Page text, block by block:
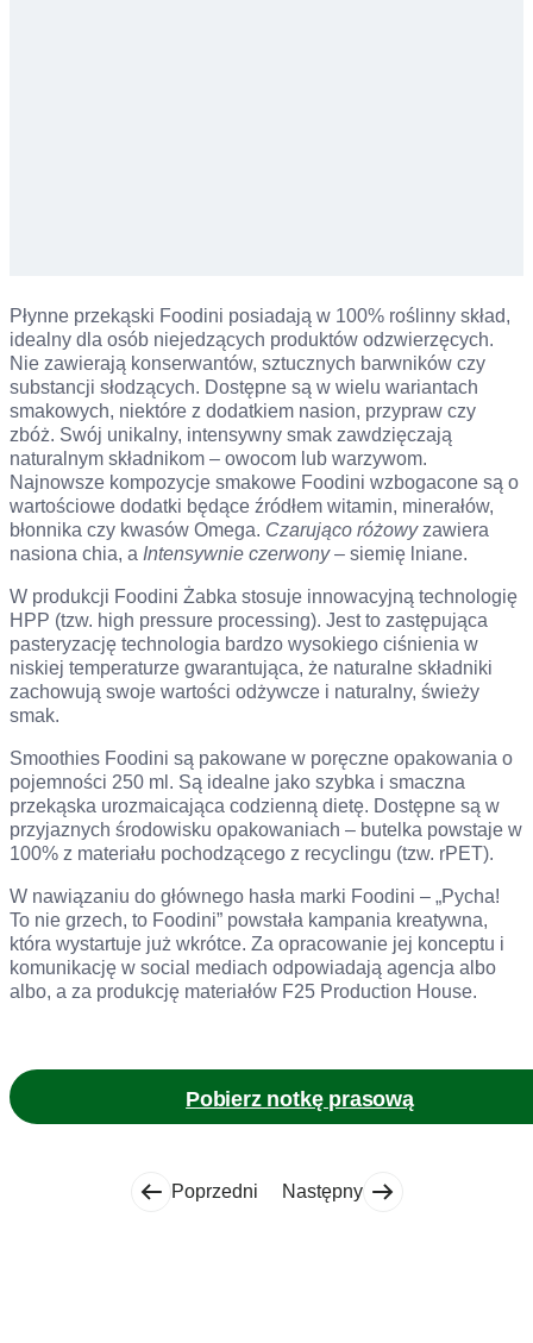
Płynne przekąski Foodini posiadają w 100% roślinny skład,
idealny dla osób niejedzących produktów odzwierzęcych.
Nie zawierają konserwantów, sztucznych barwników czy
substancji słodzących. Dostępne są w wielu wariantach
smakowych, niektóre z dodatkiem nasion, przypraw czy
zbóż. Swój unikalny, intensywny smak zawdzięczają
naturalnym składnikom – owocom lub warzywom.
Najnowsze kompozycje smakowe Foodini wzbogacone są o
wartościowe dodatki będące źródłem witamin, minerałów,
błonnika czy kwasów Omega. Czarująco różowyzawiera
nasiona chia, a Intensywnie czerwony– siemię lniane.
W produkcji Foodini Żabka stosuje innowacyjną technologię
HPP (tzw. high pressure processing). Jest to zastępująca
pasteryzację technologia bardzo wysokiego ciśnienia w
niskiej temperaturze gwarantująca, że naturalne składniki
zachowują swoje wartości odżywcze i naturalny, świeży
smak.
Smoothies Foodini są pakowane w poręczne opakowania o
pojemności 250 ml. Są idealne jako szybka i smaczna
przekąska urozmaicająca codzienną dietę. Dostępne są w
przyjaznych środowisku opakowaniach – butelka powstaje w
100% z materiału pochodzącego z recyclingu (tzw. rPET).
W nawiązaniu do głównego hasła marki Foodini – „Pycha!
To nie grzech, to Foodini” powstała kampania kreatywna,
która wystartuje już wkrótce. Za opracowanie jej konceptu i
komunikację w social mediach odpowiadają agencja albo
albo, a za produkcję materiałów F25 Production House.
Pobierz notkę prasową
Poprzedni Następny